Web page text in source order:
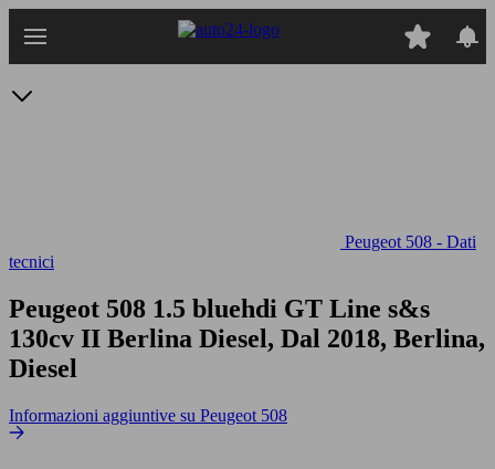
Peugeot 508 - Dati
tecnici
Peugeot 508 1.5 bluehdi GT Line s&s
130cv II Berlina Diesel, Dal 2018, Berlina,
Diesel
Informazioni aggiuntive su Peugeot 508